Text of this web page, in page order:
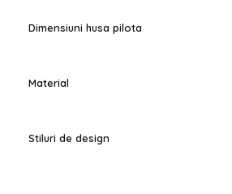
Dimensiuni husa pilota
Material
Stiluri de design